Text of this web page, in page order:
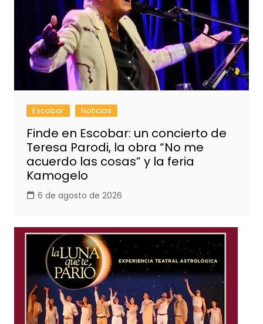
Escobar Noticias
Finde en Escobar: un concierto de
Teresa Parodi, la obra “No me
acuerdo las cosas” y la feria
Kamogelo
6 de agosto de 2026